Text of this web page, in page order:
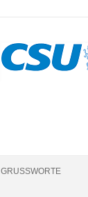
GRUSSWORTE